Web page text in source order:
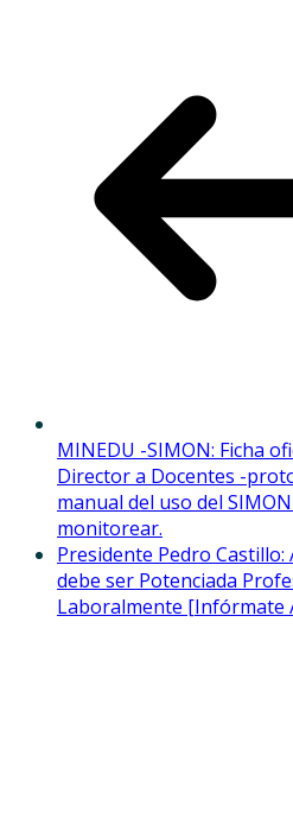
MINEDU -SIMON: Ficha
Director a Docentes -
manual del uso del
monitorear.
Presidente Pedro
debe ser Potenciada
Laboralmente [Infórmate